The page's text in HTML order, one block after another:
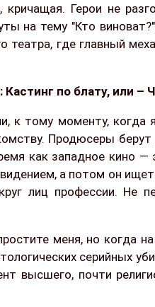
кричащая. Герои не
на тему "Кто
театра, где главный
по блату, или –
к тому моменту, когда
Продюсеры
как западное кино
а потом он
лиц профессии. Не
меня, но когда
серийных
высшего, почти